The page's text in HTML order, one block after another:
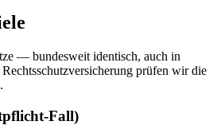
— bundesweit identisch, auch in
prüfen wir die
Fall)